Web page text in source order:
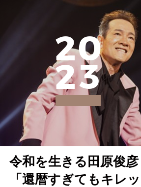
20
23
令和を生きる田原俊彦
「還暦すぎてもキレッ